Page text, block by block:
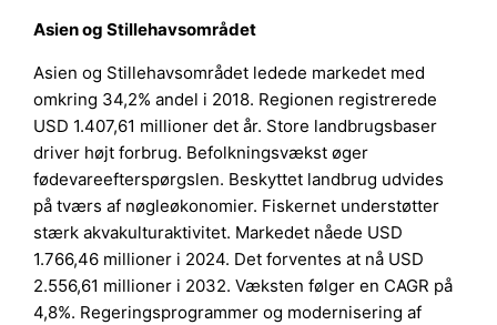
Asien og Stillehavsområdet
Asien og Stillehavsområdet ledede markedet med
omkring 34,2% andel i 2018. Regionen registrerede
USD 1.407,61 millioner det år. Store landbrugsbaser
driver højt forbrug. Befolkningsvækst øger
fødevareefterspørgslen. Beskyttet landbrug udvides
på tværs af nøgleøkonomier. Fiskernet understøtter
stærk akvakulturaktivitet. Markedet nåede USD
1.766,46 millioner i 2024. Det forventes at nå USD
2.556,61 millioner i 2032. Væksten følger en CAGR på
4,8%. Regeringsprogrammer og modernisering af